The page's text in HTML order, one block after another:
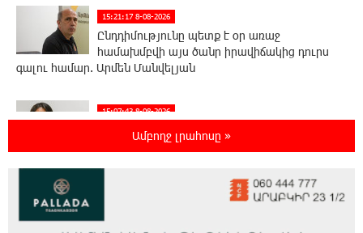
15:21:17 8-08-2026
Ընդդիմությունը պետք է օր առաջ
համախմբվի այս ծանր իրավիճակից դուրս
գալու համար. Արմեն Մանվելյան
15:07:43 8-08-2026
Դուք ու ձեր անտաղանդ շոուները ոչ ավելին
են, քան անհաջող ու չստացված դերասանի
Միայն հանրային մեծ աջակցության
Ամբողջ լրահոսը »